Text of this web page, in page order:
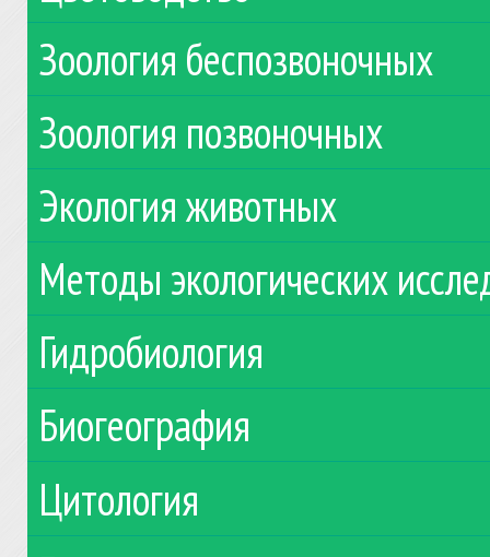
Зоология беспозвоночных
Зоология позвоночных
Экология животных
Методы экологических
Гидробиология
Биогеография
Цитология